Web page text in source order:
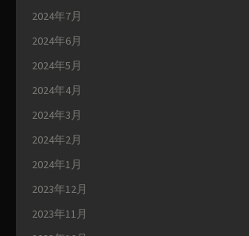
2024年7月
2024年6月
2024年5月
2024年4月
2024年3月
2024年2月
2024年1月
2023年12月
2023年11月